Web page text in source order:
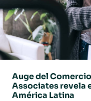
Auge del
Associates revela
América Latina